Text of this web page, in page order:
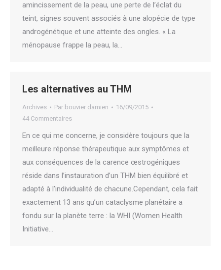
amincissement de la peau, une perte de l’éclat du
teint, signes souvent associés à une alopécie de type
androgénétique et une atteinte des ongles. « La
ménopause frappe la peau, la…
Les alternatives au THM
Archives Par bouvier damien
16/09/2015
44 Commentaires
En ce qui me concerne, je considère toujours que la
meilleure réponse thérapeutique aux symptômes et
aux conséquences de la carence œstrogéniques
réside dans l’instauration d’un THM bien équilibré et
adapté à l’individualité de chacune.Cependant, cela fait
exactement 13 ans qu’un cataclysme planétaire a
fondu sur la planète terre : la WHI (Women Health
Initiative…